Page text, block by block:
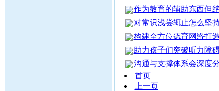
作为教育的辅助东西但
对常识浅尝辄止怎么坚
构建全方位德育网络打
助力孩子们突破听力障
沟通与支撑体系会深度
首页
上一页